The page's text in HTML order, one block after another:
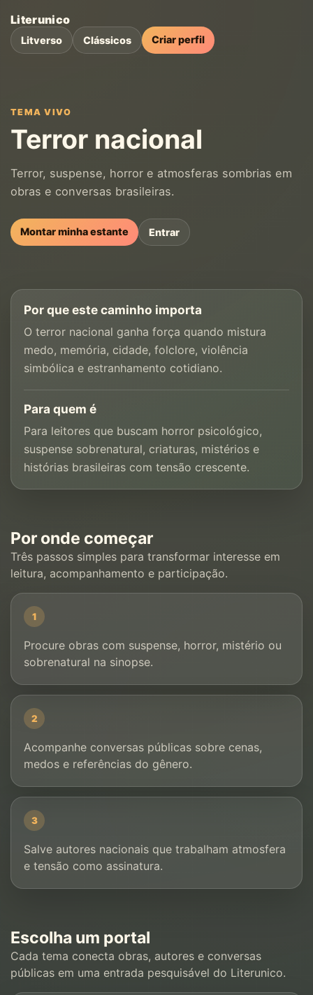
Literunico
Litverso Clássicos Criar perfil
TEMA VIVO
Terror nacional
Terror, suspense, horror e atmosferas sombrias em
obras e conversas brasileiras.
Montar minha estante Entrar
Por que este caminho importa
O terror nacional ganha força quando mistura
medo, memória, cidade, folclore, violência
simbólica e estranhamento cotidiano.
Para quem é
Para leitores que buscam horror psicológico,
suspense sobrenatural, criaturas, mistérios e
histórias brasileiras com tensão crescente.
Por onde começar
Três passos simples para transformar interesse em
leitura, acompanhamento e participação.
1
Procure obras com suspense, horror, mistério ou
sobrenatural na sinopse.
2
Acompanhe conversas públicas sobre cenas,
medos e referências do gênero.
3
Salve autores nacionais que trabalham atmosfera
e tensão como assinatura.
Escolha um portal
Cada tema conecta obras, autores e conversas
públicas em uma entrada pesquisável do Literunico.